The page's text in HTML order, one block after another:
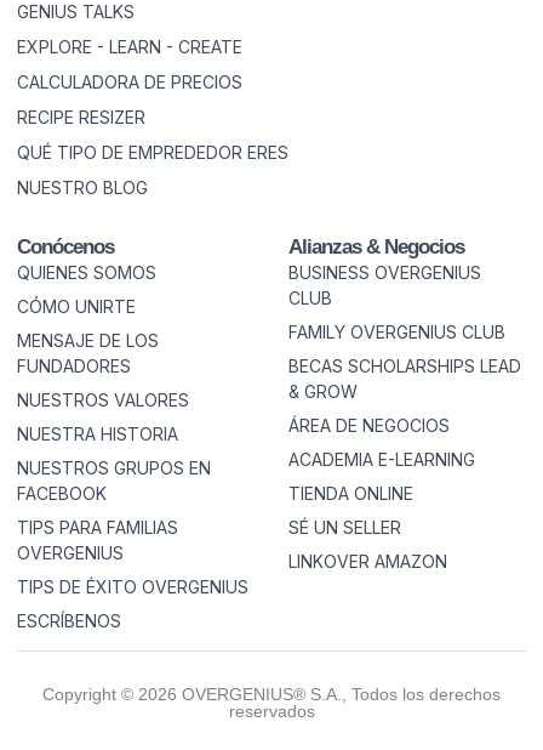
GENIUS TALKS
EXPLORE - LEARN - CREATE
CALCULADORA DE PRECIOS
RECIPE RESIZER
QUÉ TIPO DE EMPREDEDOR ERES
NUESTRO BLOG
Conócenos
QUIENES SOMOS
CÓMO UNIRTE
MENSAJE DE LOS
FUNDADORES
NUESTROS VALORES
NUESTRA HISTORIA
NUESTROS GRUPOS EN
FACEBOOK
TIPS PARA FAMILIAS
OVERGENIUS
TIPS DE ÉXITO OVERGENIUS
ESCRÍBENOS
Alianzas & Negocios
BUSINESS OVERGENIUS
CLUB
FAMILY OVERGENIUS CLUB
BECAS SCHOLARSHIPS LEAD
& GROW
ÁREA DE NEGOCIOS
ACADEMIA E-LEARNING
TIENDA ONLINE
SÉ UN SELLER
LINKOVER AMAZON
Copyright © 2026 OVERGENIUS® S.A., Todos los derechos
reservados